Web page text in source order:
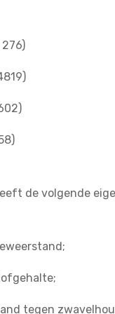
de volgende
tegen